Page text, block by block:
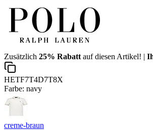
Zusätzlich 25% Rabatt auf diesen Artikel! |
HETF7T4D7T8X
Farbe: navy
creme-braun